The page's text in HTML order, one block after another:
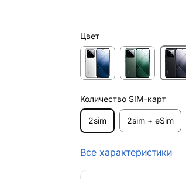
Цвет
Количество SIM-карт
2sim 2sim + eSim
Все характеристики